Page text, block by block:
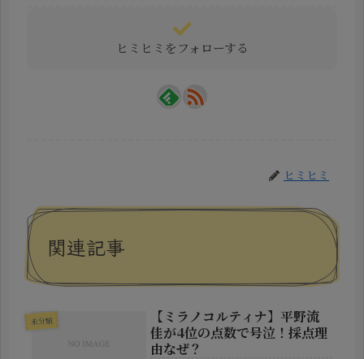
ヒミヒミをフォローする
ヒミヒミ
関連記事
未分類
【ミラノコルティナ】平野流
佳が4位の点数で号泣！採点理
由なぜ？